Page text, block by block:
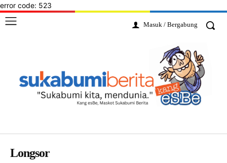
error code: 523
Masuk / Bergabung
Longsor